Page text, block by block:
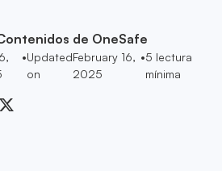
de OneSafe
•Updated
on
February 16,
2025
•5 lectura
mínima